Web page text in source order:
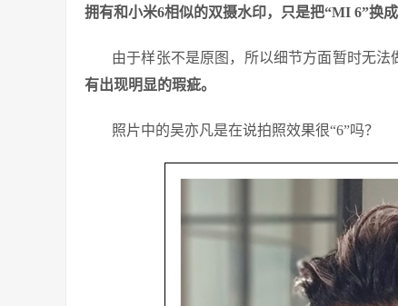
拥有和小米6相似的双摄水印，只是把“MI 6”换成
由于样张不是原图，所以细节方面暂时无法
有出现明显的瑕疵。
照片中的吴亦凡是在说拍照效果很“6”吗？